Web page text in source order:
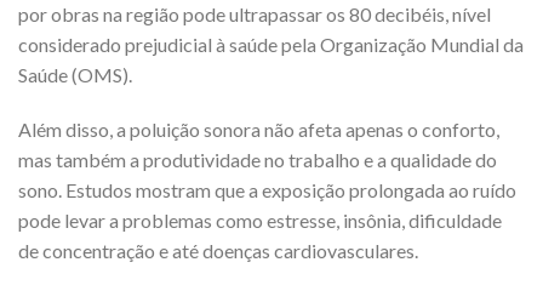
por obras na região pode ultrapassar os 80 decibéis, nível
considerado prejudicial à saúde pela Organização Mundial da
Saúde (OMS).
Além disso, a poluição sonora não afeta apenas o conforto,
mas também a produtividade no trabalho e a qualidade do
sono. Estudos mostram que a exposição prolongada ao ruído
pode levar a problemas como estresse, insônia, dificuldade
de concentração e até doenças cardiovasculares.